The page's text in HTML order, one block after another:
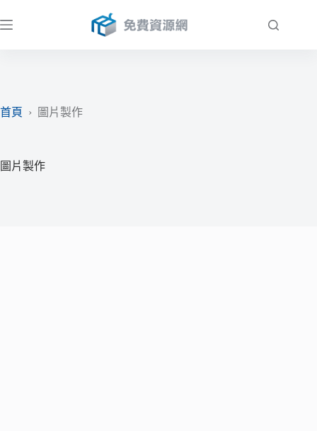
至
首頁
› 圖片製作
圖片製作